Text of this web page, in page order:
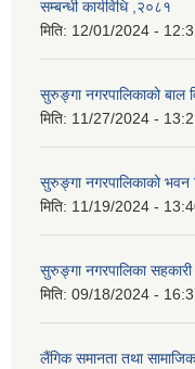
सम्बन्धी कार्यविधि ,२०८१
मिति: 12/01/2024 -
सुरुङ्गा नगरपालिकाको बाल
मिति: 11/27/2024 -
सुरुङ्गा नगरपालिकाको भवन
मिति: 11/19/2024 -
सुरुङ्गा नगरपालिका
मिति: 09/18/2024 -
लैंगिक समानता तथा